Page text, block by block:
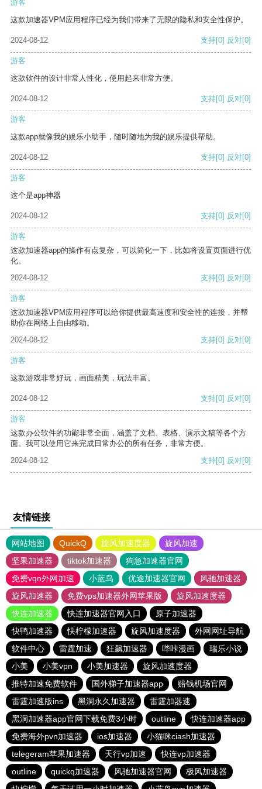
游客
这款加速器VPM应用程序已经为我们带来了无限的隐私和安全性保护。
2024-08-12 支持[0] 反对[0]
游客
这款软件的设计非常人性化，使用起来非常方便。
2024-08-12 支持[0] 反对[0]
游客
这款app就像我的娱乐小助手，随时随地为我的娱乐提供帮助。
2024-08-12 支持[0] 反对[0]
游客
这个是app神器
2024-08-12 支持[0] 反对[0]
游客
这款加速器app的操作有点复杂，可以简化一下，比如将设置页面进行优
化。
2024-08-12
支持[0] 反对[0]
游客
这款加速器VPM应用程序可以给你提供最高速度和安全性的连接，并帮
助你在网络上自由移动。
2024-08-12
支持[0] 反对[0]
游客
这款游戏非常好玩，画面精美，玩法丰富。
2024-08-12 支持[0] 反对[0]
游客
这款办公软件的功能非常全面，涵盖了文档、表格、演示文稿等各个方
面。我可以使用它来完成日常办公的所有任务，非常方便。
2024-08-12
支持[0] 反对[0]
友情链接
网站地图 QuickQ 旋风加速度器
旋风加速
坚果加速器
tiktok加速器
狗急加速器官网
免费vqn外网加速
小蓝鸟 优途加速器官网
风驰加速器
旋风加速器
免费vps加速器外网苹果版
旋风加速度器
快连加速器
快连加速器官网入口
原子加速器
快鸭加速器
快柠檬加速器 旋风加速度器
外网网址导航
软件中心
雷霆加速 狂飙加速器 哔咔漫画
瑞乐小说
小美
小美vpn 小美加速器
旋风加速度器
推特加速免费软件
国外梯子加速器app
赔钱机场官网
雷霆加速版ins
黑洞永久加速器
雷霆加器速
黑洞加速器app官网下载免费3小时
outline
快连加速器app
免费海外pvn加速器
ios加速器
小猫咪ciash加速器
telegeram苹果加速器
天行vp加速
快连vp加速器
outline
quickq加速器 风驰加速器官网
极风加速器